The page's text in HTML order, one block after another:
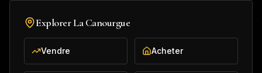
ExplorerLa Canourgue
Vendre Acheter